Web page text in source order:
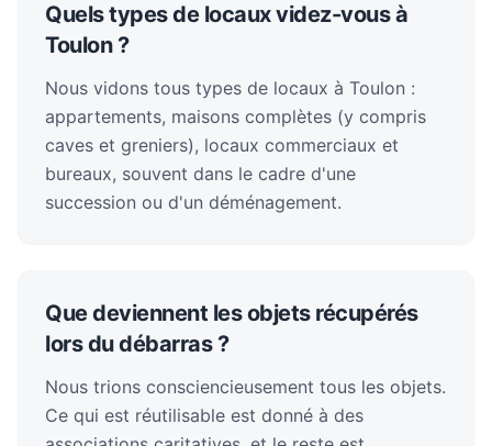
Quels types de locaux videz-vous à
Toulon ?
Nous vidons tous types de locaux à Toulon :
appartements, maisons complètes (y compris
caves et greniers), locaux commerciaux et
bureaux, souvent dans le cadre d'une
succession ou d'un déménagement.
Que deviennent les objets récupérés
lors du débarras ?
Nous trions consciencieusement tous les objets.
Ce qui est réutilisable est donné à des